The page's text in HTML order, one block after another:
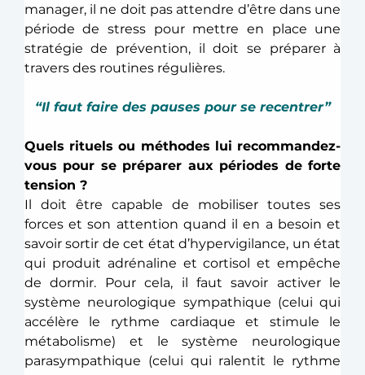
manager, il ne doit pas attendre d’être dans une
période de stress pour mettre en place une
stratégie de prévention, il doit se préparer à
travers des routines régulières.
“Il faut faire des pauses pour se recentrer”
Quels rituels ou méthodes lui recommandez-
vous pour se préparer aux périodes de forte
tension ?
Il doit être capable de mobiliser toutes ses
forces et son attention quand il en a besoin et
savoir sortir de cet état d’hypervigilance, un état
qui produit adrénaline et cortisol et empêche
de dormir. Pour cela, il faut savoir activer le
système neurologique sympathique (celui qui
accélère le rythme cardiaque et stimule le
métabolisme) et le système neurologique
parasympathique (celui qui ralentit le rythme